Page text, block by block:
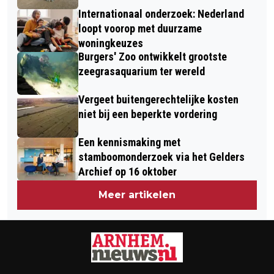
Internationaal onderzoek: Nederland
loopt voorop met duurzame
woningkeuzes
Burgers' Zoo ontwikkelt grootste
zeegrasaquarium ter wereld
Vergeet buitengerechtelijke kosten
niet bij een beperkte vordering
Een kennismaking met
stamboomonderzoek via het Gelders
Archief op 16 oktober
Meer artikelen